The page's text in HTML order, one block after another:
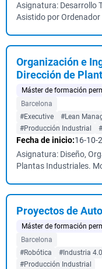
Asignatura: Desarrollo
Asistido por Ordenador
Organización e
Dirección de
Máster de formación
Barcelona
#Executive
#Lean
#Producción Industrial
Fecha de inicio:16-10-
Asignatura: Diseño,
Plantas Industriales.
Proyectos de
Máster de formación
Barcelona
#Robótica
#Industria 4.0
#Producción Industrial